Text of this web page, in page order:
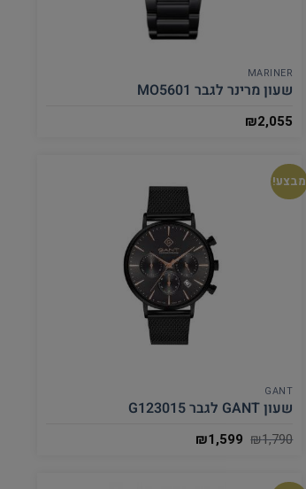
MARINER
שעון מרינר לגבר MO5601
₪2,055
מבצע!
GANT
שעון GANT לגבר G123015
₪1,790
₪1,599